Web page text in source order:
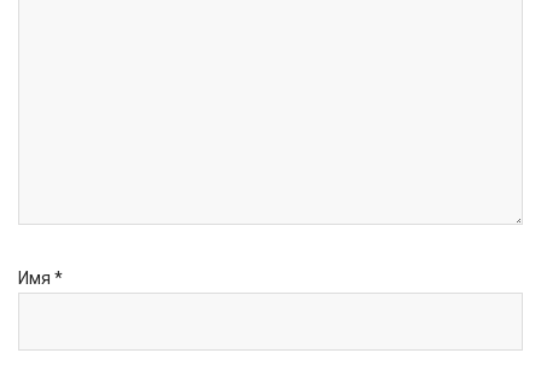
Имя *